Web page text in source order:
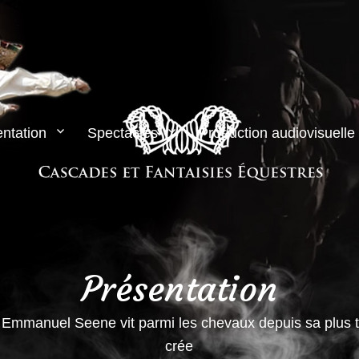
Spectacles Production audiovisuelle
Présentation
Posté
le
Seene vit parmi les chevaux depuis sa plus
crée